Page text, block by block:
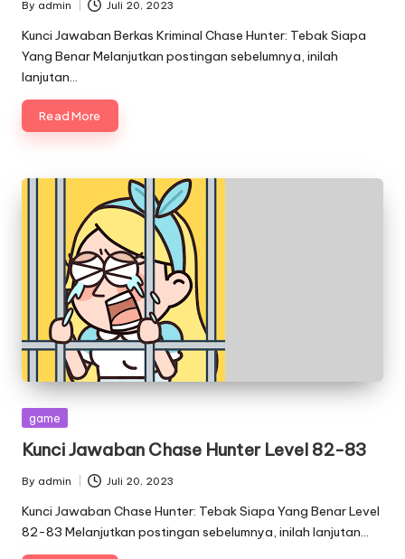
Posted
by
By admin Juli 20, 2023
Kunci Jawaban Berkas Kriminal Chase Hunter: Tebak Siapa
Yang Benar Melanjutkan postingan sebelumnya, inilah
lanjutan…
Read More
Posted
game
Kunci Jawaban Chase Hunter Level 82-83
Posted
by
By admin Juli 20, 2023
Kunci Jawaban Chase Hunter: Tebak Siapa Yang Benar Level
82-83 Melanjutkan postingan sebelumnya, inilah lanjutan…